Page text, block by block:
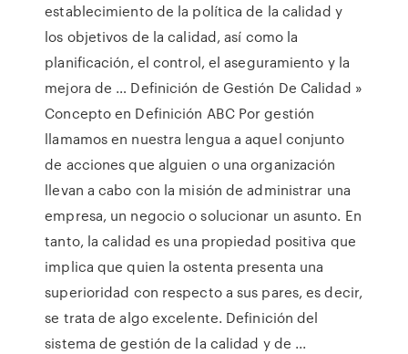
establecimiento de la política de la calidad y
los objetivos de la calidad, así como la
planificación, el control, el aseguramiento y la
mejora de … Definición de Gestión De Calidad »
Concepto en Definición ABC Por gestión
llamamos en nuestra lengua a aquel conjunto
de acciones que alguien o una organización
llevan a cabo con la misión de administrar una
empresa, un negocio o solucionar un asunto. En
tanto, la calidad es una propiedad positiva que
implica que quien la ostenta presenta una
superioridad con respecto a sus pares, es decir,
se trata de algo excelente. Definición del
sistema de gestión de la calidad y de ...